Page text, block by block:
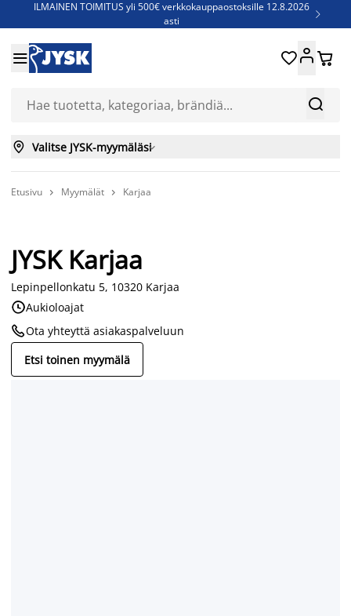
ILMAINEN TOIMITUS yli 500€ verkkokauppaostoksille 12.8.2026
asti

Jenkkisänkyjä - Säästä jopa 60%


 
 Valitse JYSK-myymäläsi
Etusivu  Myymälät  Karjaa
JYSK Karjaa
Lepinpellonkatu 5, 10320 Karjaa
Aukioloajat
Ota yhteyttä asiakaspalveluun
Etsi toinen myymälä